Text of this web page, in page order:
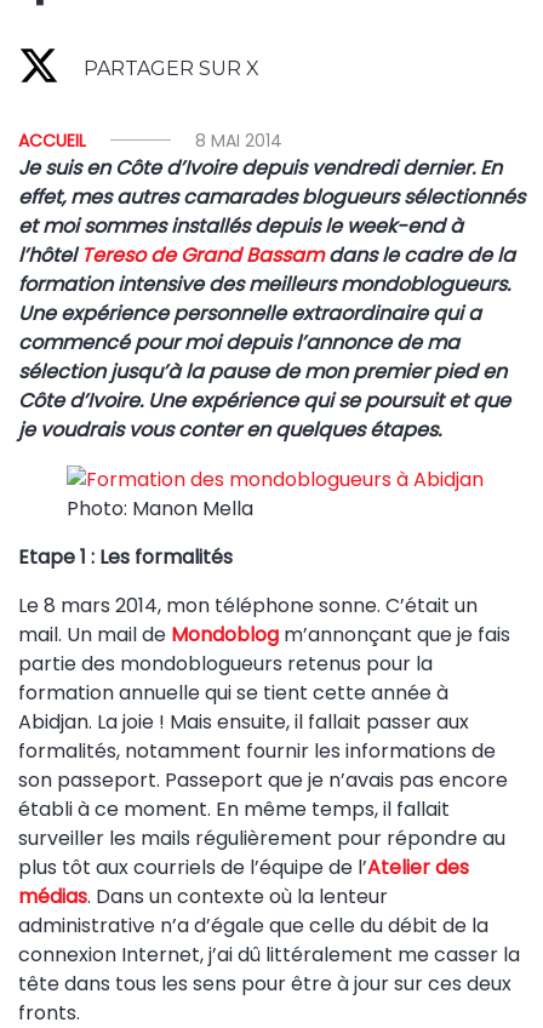
PARTAGER SUR X
ACCUEIL 8 MAI 2014
Je suis en Côte d’Ivoire depuis vendredi dernier. En
effet, mes autres camarades blogueurs sélectionnés
et moi sommes installés depuis le week-end à
l’hôtelTereso de Grand Bassamdans le cadre de la
formation intensive des meilleurs mondoblogueurs.
Une expérience personnelle extraordinaire qui a
commencé pour moi depuis l’annonce de ma
sélection jusqu’à la pause de mon premier pied en
Côte d’Ivoire. Une expérience qui se poursuit et que
je voudrais vous conter en quelques étapes.
Photo: Manon Mella
Etape 1 : Les formalités
Le 8 mars 2014, mon téléphone sonne. C’était un
mail. Un mail de Mondoblog m’annonçant que je fais
partie des mondoblogueurs retenus pour la
formation annuelle qui se tient cette année à
Abidjan. La joie ! Mais ensuite, il fallait passer aux
formalités, notamment fournir les informations de
son passeport. Passeport que je n’avais pas encore
établi à ce moment. En même temps, il fallait
surveiller les mails régulièrement pour répondre au
plus tôt aux courriels de l’équipe de l’Atelier des
médias. Dans un contexte où la lenteur
administrative n’a d’égale que celle du débit de la
connexion Internet, j’ai dû littéralement me casser la
tête dans tous les sens pour être à jour sur ces deux
fronts.